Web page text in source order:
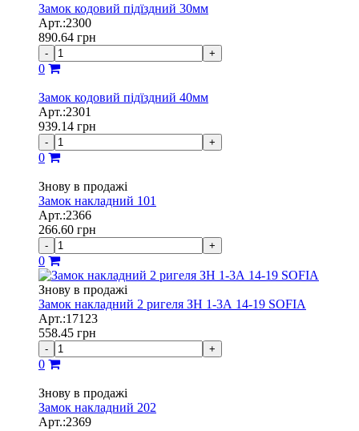
Замок кодовий підїздний 30мм
Арт.:2300
890.64 грн
- +
0
Замок кодовий підїздний 40мм
Арт.:2301
939.14 грн
- +
0
Знову в продажі
Замок накладний 101
Арт.:2366
266.60 грн
- +
0
Знову в продажі
Замок накладний 2 ригеля ЗН 1-3А 14-19 SOFIA
Арт.:17123
558.45 грн
- +
0
Знову в продажі
Замок накладний 202
Арт.:2369